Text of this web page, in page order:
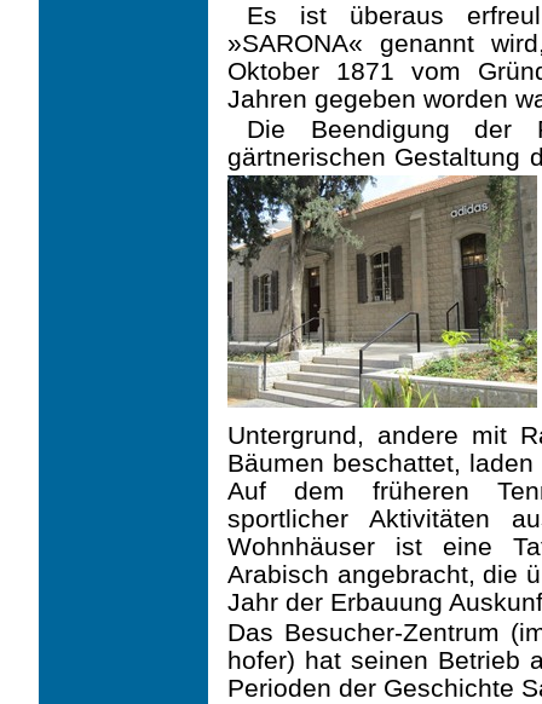
Es ist überaus
»SARONA« genannt
Oktober 1871 vom
Jahren gegeben worden
Die Beendigung der
gärtnerischen Gestal­tung
Untergrund, andere mit
Bäumen beschattet,
Auf dem früheren
sportlicher Aktivitäten
Wohnhäuser ist eine
Arabisch angebracht, die
Jahr der Erbauung
Das Besucher-Zentrum
hofer) hat seinen Betrieb
Perioden der Geschichte